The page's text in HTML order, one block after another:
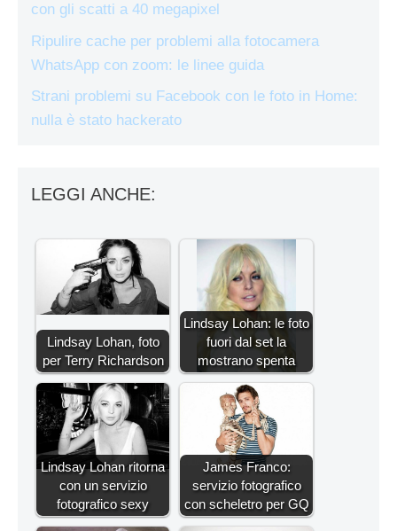
con gli scatti a 40 megapixel
Ripulire cache per problemi alla fotocamera
WhatsApp con zoom: le linee guida
Strani problemi su Facebook con le foto in Home:
nulla è stato hackerato
LEGGI ANCHE:
Lindsay Lohan, foto
per Terry Richardson
Lindsay Lohan: le foto
fuori dal set la
mostrano spenta
Lindsay Lohan ritorna
con un servizio
fotografico sexy
James Franco:
servizio fotografico
con scheletro per GQ